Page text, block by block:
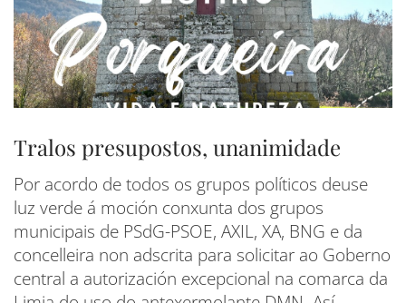
Tralos presupostos, unanimidade
Por acordo de todos os grupos políticos deuse
luz verde á moción conxunta dos grupos
municipais de PSdG-PSOE, AXIL, XA, BNG e da
concelleira non adscrita para solicitar ao Goberno
central a autorización excepcional na comarca da